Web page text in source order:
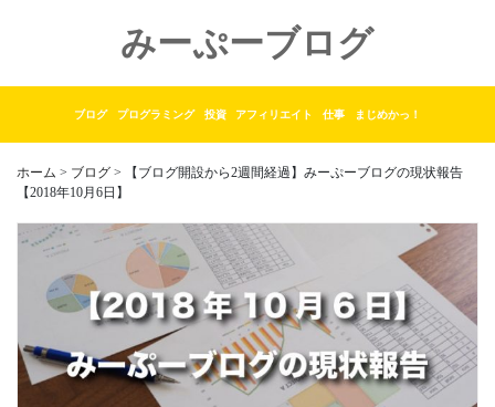
みーぷーブログ
ブログ プログラミング 投資 アフィリエイト 仕事 まじめかっ！
ホーム > ブログ > 【ブログ開設から2週間経過】みーぷーブログの現状報告
【2018年10月6日】